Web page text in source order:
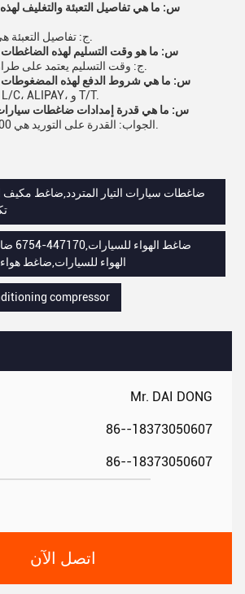
Mr. DAI DONG
86--18373050607
86--18373050607
اتصل الآن
س: ما هي تفاصيل التعبئة والتغليف
س: ما هو وقت التسليم لهذه الضاغطات
س: ما هي شروط الدفع لهذه المضغوطات
ج: شروط الدفع هي L/C، ALIPAY، و T/T.
س: ما هي قدرة إمدادات ضاغطات سيارات
ضاغطات سيارات التيار المتردد,ضاغط مكيف
الهواء للسيارات,ضاغط
compressor